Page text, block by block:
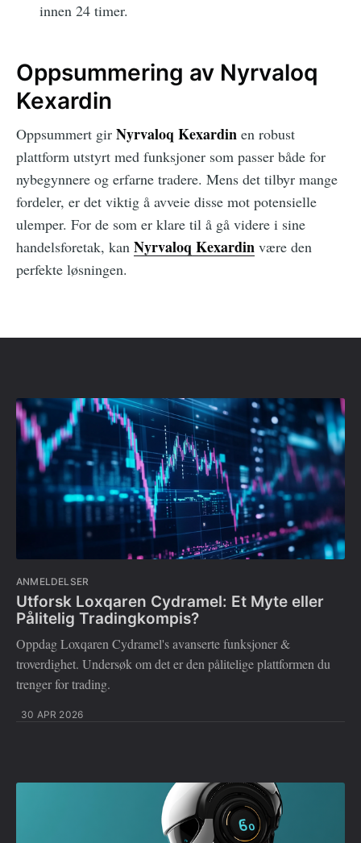
innen 24 timer.
Oppsummering av Nyrvaloq
Kexardin
Oppsummert gir Nyrvaloq Kexardin en robust
plattform utstyrt med funksjoner som passer både for
nybegynnere og erfarne tradere. Mens det tilbyr mange
fordeler, er det viktig å avveie disse mot potensielle
ulemper. For de som er klare til å gå videre i sine
handelsforetak, kan Nyrvaloq Kexardin være den
perfekte løsningen.
ANMELDELSER
Utforsk Loxqaren Cydramel: Et Myte eller
Pålitelig Tradingkompis?
Oppdag Loxqaren Cydramel's avanserte funksjoner &
troverdighet. Undersøk om det er den pålitelige plattformen du
trenger for trading.
30 APR 2026